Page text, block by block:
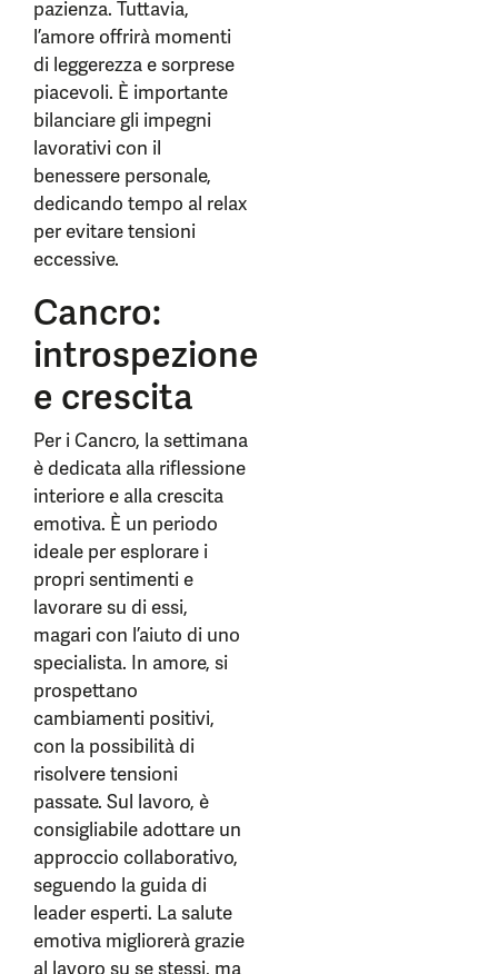
pazienza. Tuttavia,
l’amore offrirà momenti
di leggerezza e sorprese
piacevoli. È importante
bilanciare gli impegni
lavorativi con il
benessere personale,
dedicando tempo al relax
per evitare tensioni
eccessive.
Cancro:
introspezione
e crescita
Per i Cancro, la settimana
è dedicata alla riflessione
interiore e alla crescita
emotiva. È un periodo
ideale per esplorare i
propri sentimenti e
lavorare su di essi,
magari con l’aiuto di uno
specialista. In amore, si
prospettano
cambiamenti positivi,
con la possibilità di
risolvere tensioni
passate. Sul lavoro, è
consigliabile adottare un
approccio collaborativo,
seguendo la guida di
leader esperti. La salute
emotiva migliorerà grazie
al lavoro su se stessi, ma